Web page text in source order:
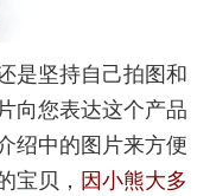
是坚持自己拍图和
向您表达这个产品
绍中的图片来方便
宝贝， 因小熊大多